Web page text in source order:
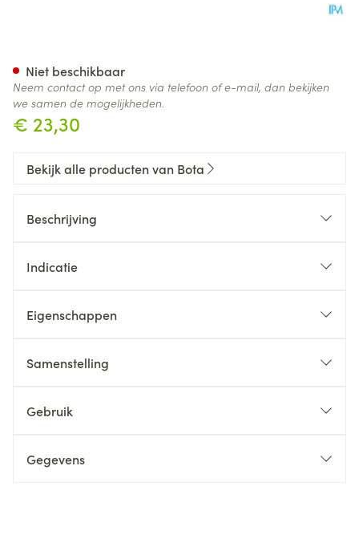
€ 23,30
Niet beschikbaar
Neem contact op met ons via telefoon of e-mail, dan bekijken
we samen de mogelijkheden.
Bekijk alle producten van Bota
Beschrijving
Indicatie
Eigenschappen
Samenstelling
Gebruik
Gegevens